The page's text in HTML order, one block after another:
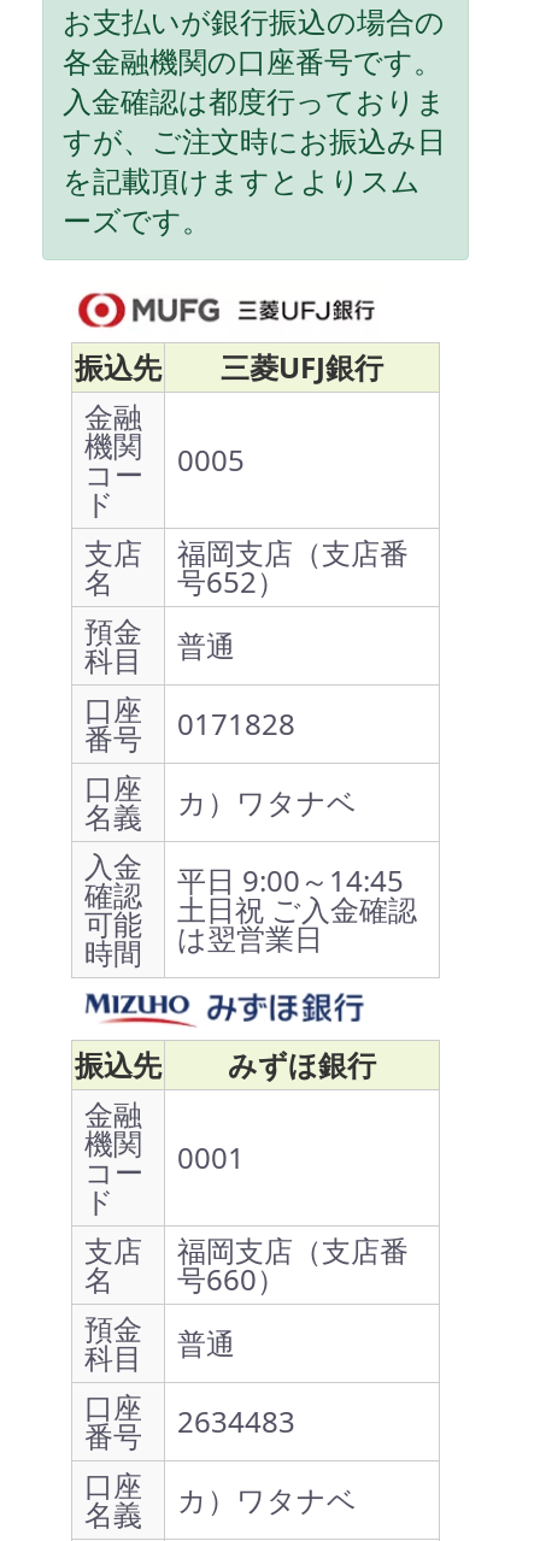
お支払いが銀行振込の場合の
各金融機関の口座番号です。
入金確認は都度行っておりま
すが、ご注文時にお振込み日
を記載頂けますとよりスム
ーズです。
振込先
三菱UFJ銀行
金融
機関
コー
ド
0005
支店
名
福岡支店（支店番
号652）
預金
科目
普通
口座
番号
0171828
口座
名義
カ）ワタナベ
入金
確認
可能
時間
平日 9:00～14:45
土日祝 ご入金確認
は翌営業日
振込先
みずほ銀行
金融
機関
コー
ド
0001
支店
名
福岡支店（支店番
号660）
預金
科目
普通
口座
番号
2634483
口座
名義
カ）ワタナベ